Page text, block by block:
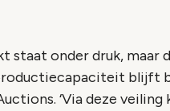
staat onder druk, maar
blijft
‘Via deze